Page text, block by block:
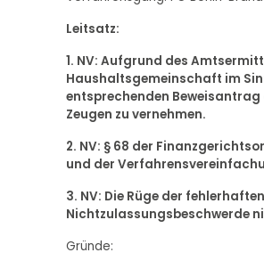
Leitsatz:
1. NV: Aufgrund des
Haushaltsgemeinschaft im
entsprechenden
Zeugen zu vernehmen.
2. NV: § 68 der
und der
3. NV: Die Rüge der
Nichtzulassungsbeschwerde
Gründe: